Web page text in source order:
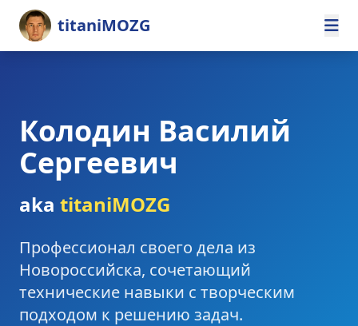
titaniMOZG
Колодин Василий
Сергеевич
aka titaniMOZG
Профессионал своего дела из
Новороссийска, сочетающий
технические навыки с творческим
подходом к решению задач.